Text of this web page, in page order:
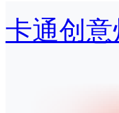
卡通创